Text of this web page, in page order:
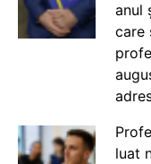
anul
care
luat